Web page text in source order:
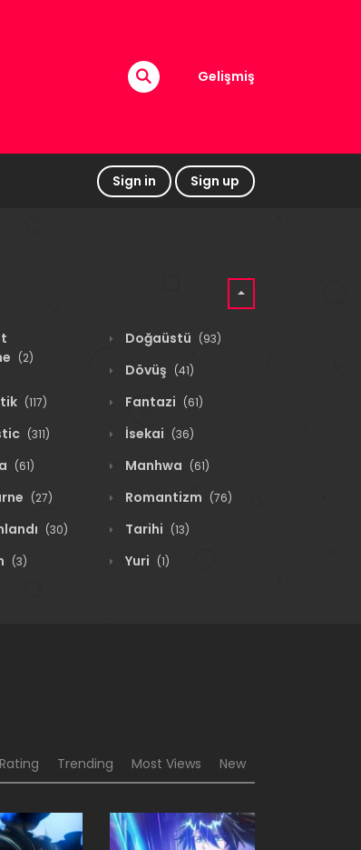
Gelişmiş
Sign in Sign up
(2)
Doğaüstü (93)
Dövüş (41)
(117) Fantazi (61)
(311) İsekai (36)
(61) Manhwa (61)
(27) Romantizm (76)
(30) Tarihi (13)
(3) Yuri (1)
Rating Trending Most Views New